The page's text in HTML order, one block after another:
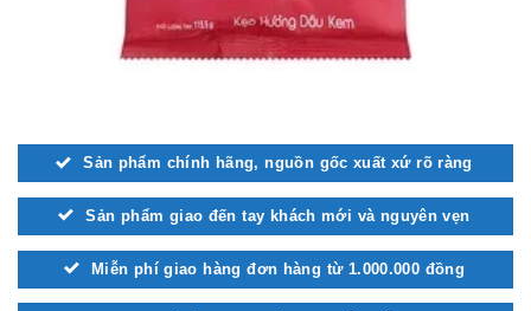
Sản phẩm chính hãng, nguồn gốc xuất xứ rõ ràng
Sản phẩm giao đến tay khách mới và nguyên vẹn
Miễn phí giao hàng đơn hàng từ 1.000.000 đồng